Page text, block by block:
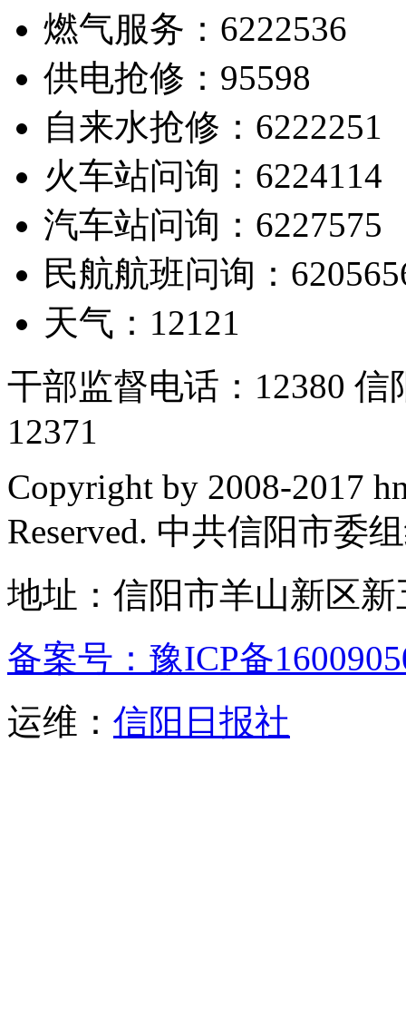
燃气服务：6222536
供电抢修：95598
自来水抢修：6222251
火车站问询：6224114
汽车站问询：6227575
民航航班问询：
天气：12121
干部监督电话：12380
12371
Copyright by 2008-2017
Reserved. 中共信阳市委
地址：信阳市羊山新区
备案号：豫ICP备
运维： 信阳日报社